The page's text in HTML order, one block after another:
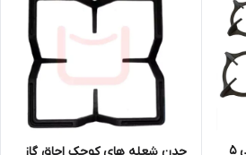
چدن اجاق گاز مدل پادیسانی 5
چدن شعله های کوچک اجاق گاز